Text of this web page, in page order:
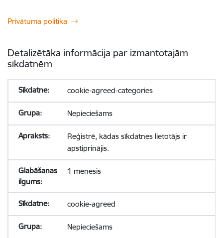
Privātuma politika
Detalizētāka informācija par izmantotajām
sīkdatnēm
cookie-agreed-categories
Nepieciešams
Reģistrē, kādas sīkdatnes lietotājs ir
apstiprinājis.
1 mēnesis
cookie-agreed
Nepieciešams